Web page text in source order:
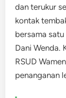
dan terukur
kontak
bersama
Dani Wenda.
RSUD
penanganan